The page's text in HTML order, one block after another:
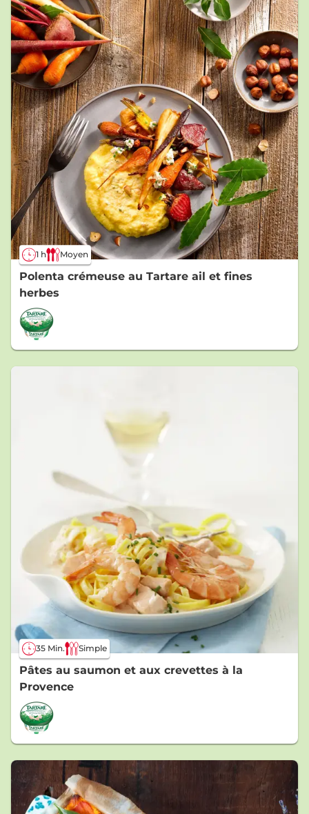
1 h Moyen
Polenta crémeuse au Tartare ail et fines
herbes
35 Min. Simple
Pâtes au saumon et aux crevettes à la
Provence